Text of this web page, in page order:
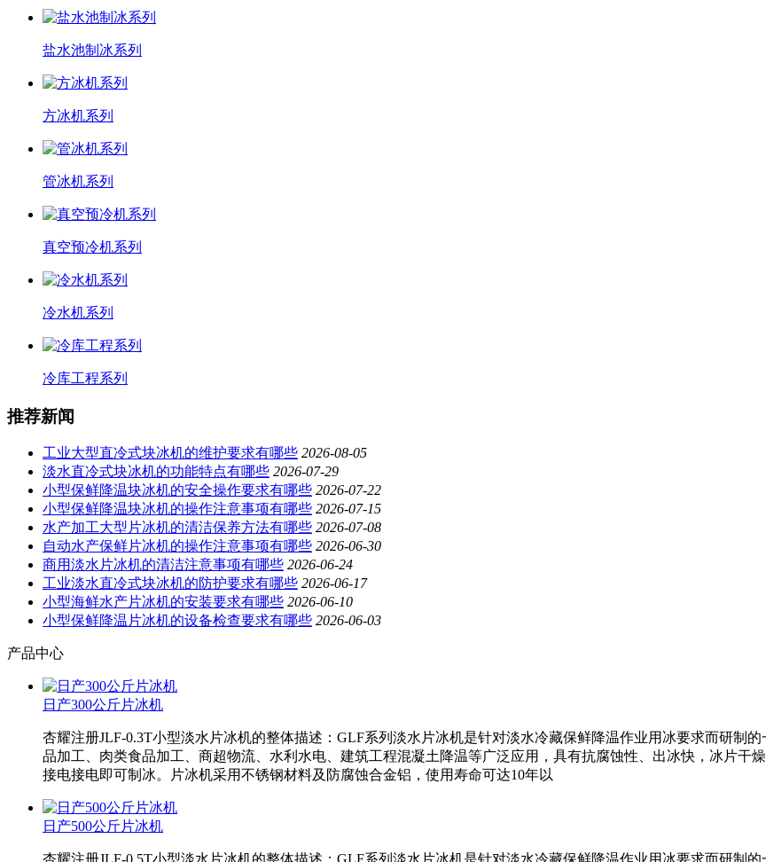
盐水池制冰系列
方冰机系列
管冰机系列
真空预冷机系列
冷水机系列
冷库工程系列
推荐新闻
工业大型直冷式块冰机的维护要求有哪些 2026-08-05
淡水直冷式块冰机的功能特点有哪些 2026-07-29
小型保鲜降温块冰机的安全操作要求有哪些 2026-07-22
小型保鲜降温块冰机的操作注意事项有哪些 2026-07-15
水产加工大型片冰机的清洁保养方法有哪些 2026-07-08
自动水产保鲜片冰机的操作注意事项有哪些 2026-06-30
商用淡水片冰机的清洁注意事项有哪些 2026-06-24
工业淡水直冷式块冰机的防护要求有哪些 2026-06-17
小型海鲜水产片冰机的安装要求有哪些 2026-06-10
小型保鲜降温片冰机的设备检查要求有哪些 2026-06-03
产品中心
日产300公斤片冰机
杏耀注册JLF-0.3T小型淡水片冰机的整体描述：GLF系列淡水片冰机是针对淡水冷藏保鲜降温作业用冰要求而研制
品加工、肉类食品加工、商超物流、水利水电、建筑工程混凝土降温等广泛应用，具有抗腐蚀性、出冰快，冰片干
接电接电即可制冰。片冰机采用不锈钢材料及防腐蚀合金铝，使用寿命可达10年以
日产500公斤片冰机